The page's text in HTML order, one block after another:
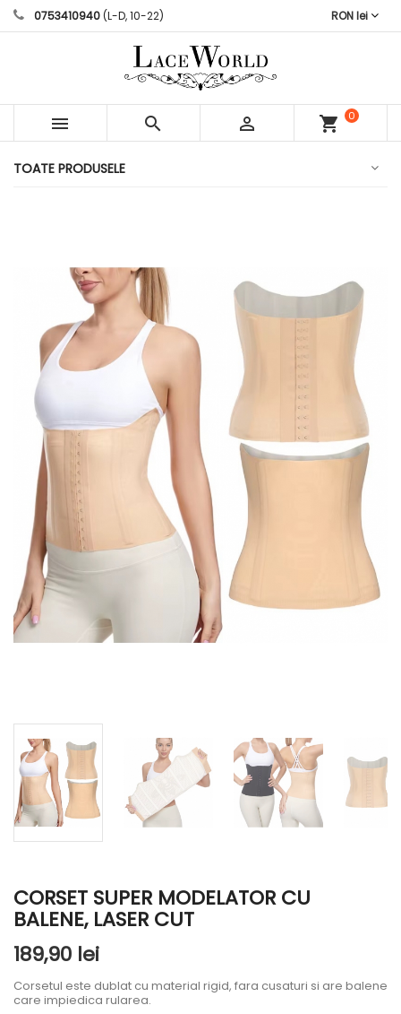
0753410940(L-D, 10-22) RON lei
   shopping_cart
0
TOATE PRODUSELE
CORSET SUPER MODELATOR CU
BALENE, LASER CUT
189,90 lei
Corsetul este dublat cu material rigid, fara cusaturi si are balene
care impiedica rularea.